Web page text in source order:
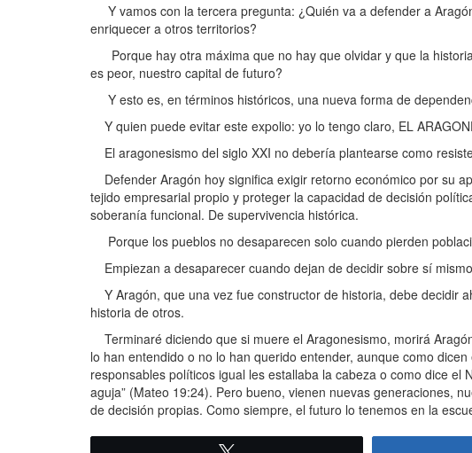
Y vamos con la tercera pregunta: ¿Quién va a defender a
enriquecer a otros territorios?
Porque hay otra máxima que no hay que olvidar y que la
es peor, nuestro capital de futuro?
Y esto es, en términos históricos, una nueva forma de
Y quien puede evitar este expolio: yo lo tengo claro, EL
El aragonesismo del siglo XXI no debería plantearse como
Defender Aragón hoy significa exigir retorno económico por su
tejido empresarial propio y proteger la capacidad de decisión
soberanía funcional. De supervivencia histórica.
Porque los pueblos no desaparecen solo cuando pierden
Empiezan a desaparecer cuando dejan de decidir sobre sí
Y Aragón, que una vez fue constructor de historia, debe decidir
historia de otros.
Terminaré diciendo que si muere el Aragonesismo, morirá
lo han entendido o no lo han querido entender, aunque como
responsables políticos igual les estallaba la cabeza o como dice
aguja” (Mateo 19:24). Pero bueno, vienen nuevas generaciones,
de decisión propias. Como siempre, el futuro lo tenemos en la